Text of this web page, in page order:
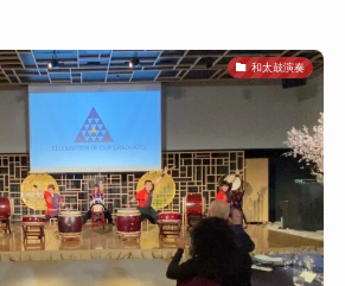
和太鼓演奏